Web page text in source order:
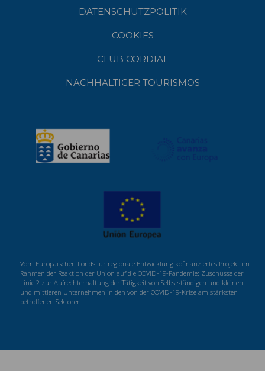
DATENSCHUTZPOLITIK
COOKIES
CLUB CORDIAL
NACHHALTIGER TOURISMOS
Vom Europäischen Fonds für regionale Entwicklung kofinanziertes Projekt im
Rahmen der Reaktion der Union auf die COVID-19-Pandemie: Zuschüsse der
Linie 2 zur Aufrechterhaltung der Tätigkeit von Selbstständigen und kleinen
und mittleren Unternehmen in den von der COVID-19-Krise am stärksten
betroffenen Sektoren.